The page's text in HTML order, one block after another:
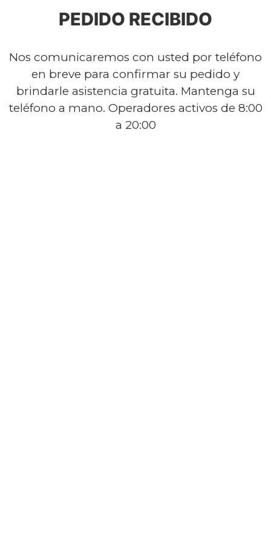
PEDIDO RECIBIDO
Nos comunicaremos con usted por teléfono
en breve para confirmar su pedido y
brindarle asistencia gratuita. Mantenga su
teléfono a mano. Operadores activos de 8:00
a 20:00